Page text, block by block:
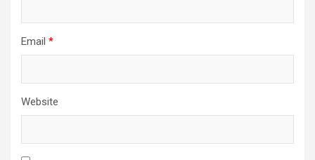
Email *
Website